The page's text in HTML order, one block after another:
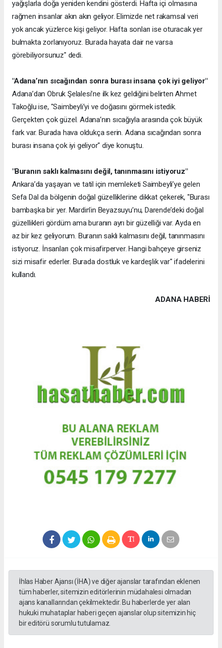
yağışlarla doğa yeniden kendini gösterdi. Hafta içi olmasına
rağmen insanlar akın akın geliyor. Elimizde net rakamsal veri
yok ancak yüzlerce kişi geliyor. Hafta sonları ise oturacak yer
bulmakta zorlanıyoruz. Burada hayata dair ne varsa
görebiliyorsunuz" dedi.
"Adana’nın sıcağından sonra burası insana çok iyi geliyor"
Adana’dan Obruk Şelalesi’ne ilk kez geldiğini belirten Ahmet
Takoğlu ise, "Saimbeyli’yi ve doğasını görmek istedik.
Gerçekten çok güzel. Adana’nın sıcağıyla arasında çok büyük
fark var. Burada hava oldukça serin. Adana sıcağından sonra
burası insana çok iyi geliyor" diye konuştu.
"Buranın saklı kalmasını değil, tanınmasını istiyoruz"
Ankara’da yaşayan ve tatil için memleketi Saimbeyli’ye gelen
Sefa Dal da bölgenin doğal güzelliklerine dikkat çekerek, "Burası
bambaşka bir yer. Mardin’in Beyazsuyu’nu, Darende’deki doğal
güzellikleri gördüm ama buranın ayrı bir güzelliği var. Ayda en
az bir kez geliyorum. Buranın saklı kalmasını değil, tanınmasını
istiyoruz. İnsanları çok misafirperver. Hangi bahçeye girseniz
sizi misafir ederler. Burada dostluk ve kardeşlik var" ifadelerini
kullandı.
ADANA HABERİ
İhlas Haber Ajansı (İHA) ve diğer ajanslar tarafından eklenen
tüm haberler, sitemizin editörlerinin müdahalesi olmadan
ajans kanallarından çekilmektedir. Bu haberlerde yer alan
hukuki muhataplar haberi geçen ajanslar olup sitemizin hiç
bir editörü sorumlu tutulamaz.